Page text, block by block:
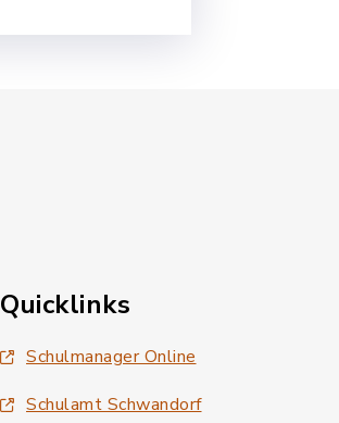
Quicklinks
Schulmanager Online
Schulamt Schwandorf